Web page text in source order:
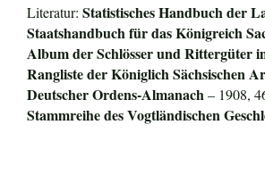
Literatur: Statistisches Handbuch der
Staatshandbuch für dasKönigreich
Album der Schlösser und Rittergüter
Rangliste der Königlich Sächsischen
Deutscher Ordens-Almanach– 1908,
Stammreihe des Vogtländischen